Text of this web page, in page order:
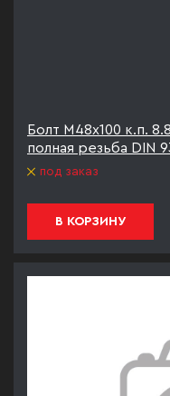
Болт М48х100 к.п.
полная резьба DIN
под заказ
В КОРЗИНУ